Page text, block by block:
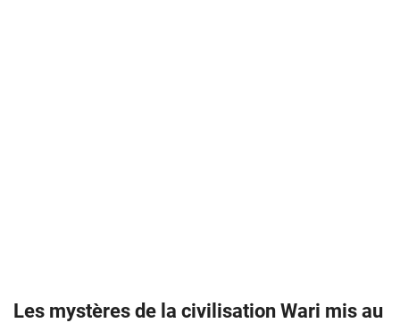
Les mystères de la civilisation Wari mis au